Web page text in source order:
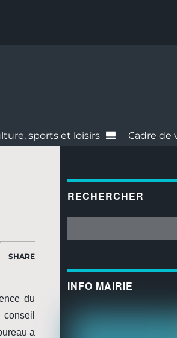
sports et loisirs Cadre de
SHARE
du
a
RECHERCHER
INFO MAIRIE